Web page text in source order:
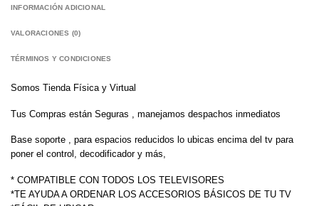
INFORMACIÓN ADICIONAL
VALORACIONES (0)
TÉRMINOS Y CONDICIONES
Somos Tienda Física y Virtual
Tus Compras están Seguras , manejamos despachos inmediatos
Base soporte , para espacios reducidos lo ubicas encima del tv para
poner el control, decodificador y más,
* COMPATIBLE CON TODOS LOS TELEVISORES
*TE AYUDA A ORDENAR LOS ACCESORIOS BÁSICOS DE TU TV